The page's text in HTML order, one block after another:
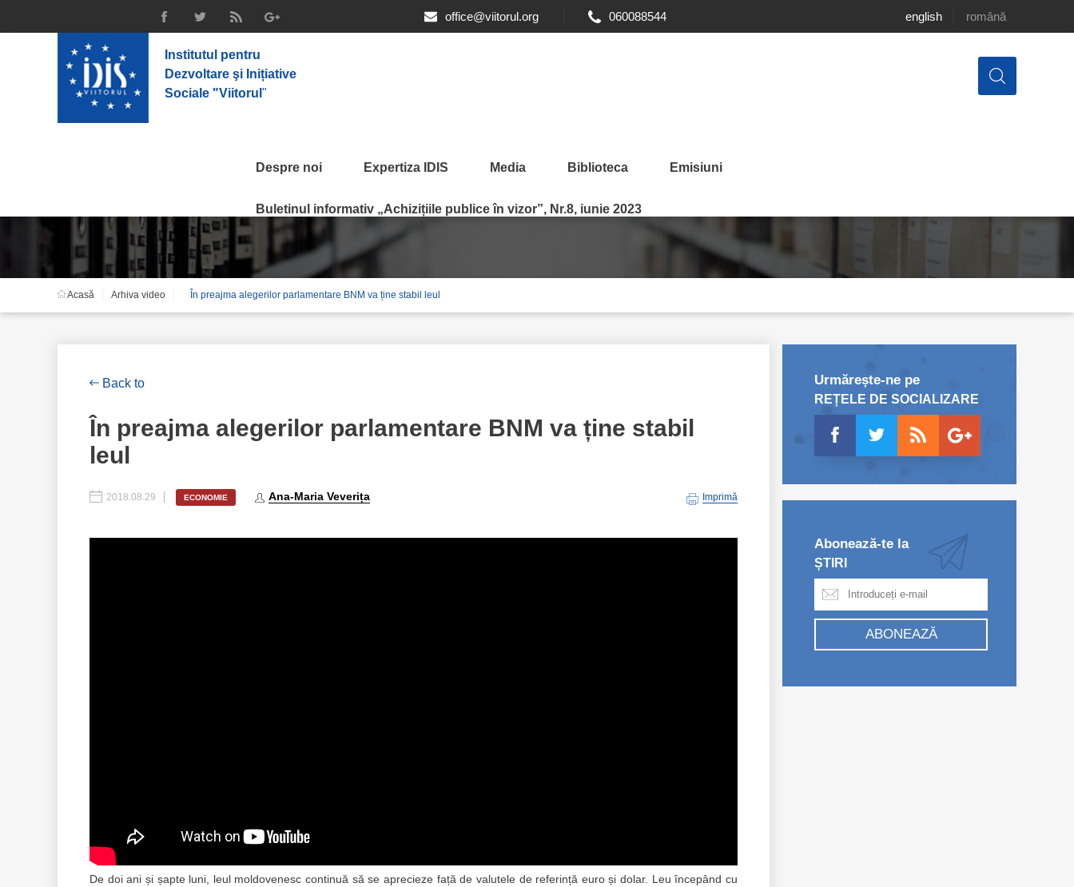
office@viitorul.org 060088544 english română
Institutul pentru
Dezvoltare şi Inițiative
Sociale "Viitorul "
Despre noi Expertiza IDIS Media Biblioteca Emisiuni
Buletinul informativ „Achizițiile publice în vizor”, Nr.8, iunie 2023
Acasă Arhiva video În preajma alegerilor parlamentare BNM va ține stabil leul
Back to
În preajma alegerilor parlamentare BNM va ține stabil
leul
2018.08.29 ECONOMIE Ana-Maria Veverița Imprimă
De doi ani și șapte luni, leul moldovenesc continuă să se aprecieze față de valutele de referință euro și dolar. Leu începând cu
Urmărește-ne pe
REȚELE DE SOCIALIZARE
Abonează-te la
ȘTIRI
ABONEAZĂ